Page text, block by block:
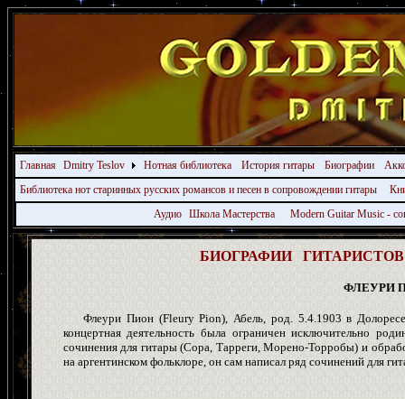
Главная Dmitry Teslov Нотная библиотека История гитары Биографии
Библиотека нот старинных русских романсов и песен в сопровождении гитары
Аудио Школа Мастерства Modern Guitar Music -
БИОГРАФИИ ГИТАРИСТОВ
ФЛЕУРИ
Флеури Пион (Fleury Pion), Абель, род. 5.4.1903 в Долоресе
концертная деятельность была ограничен исключительно
сочинения для гитары (Сора, Тарреги, Морено-Торробы) и
на аргентинском фольклоре, он сам написал ряд сочинений для